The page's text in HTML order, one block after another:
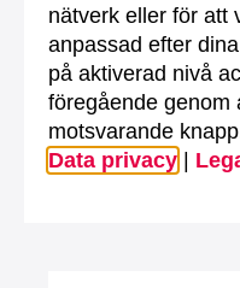
nätverk eller för att
anpassad efter
på aktiverad nivå
föregående genom
motsvarande
Data privacy